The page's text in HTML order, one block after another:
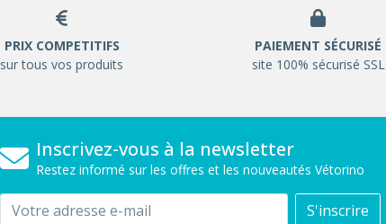
PRIX COMPETITIFS
sur tous vos produits
PAIEMENT SÉCURISÉ
site 100% sécurisé SSL
Inscrivez-vous à la newsletter
Restez informé sur les offres et les nouveautés Vétorino
Email S'inscrire